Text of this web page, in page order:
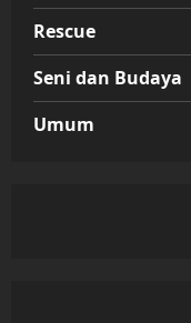
Rescue
Seni dan Budaya
Umum